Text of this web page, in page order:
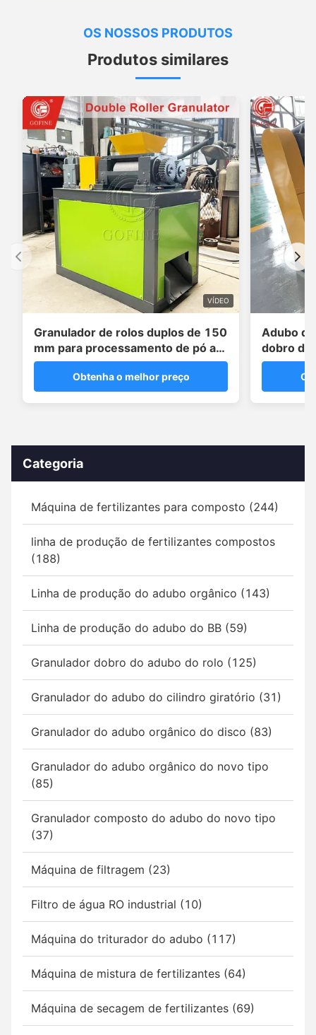
OS NOSSOS PRODUTOS
Produtos similares
VÍDEO
Granulador de rolos duplos de 150
mm para processamento de pó a
temperatura ambiente natural
Obtenha o melhor preço
Adubo
dobro do
que faz a
Categoria
Máquina de fertilizantes para composto (244)
linha de produção de fertilizantes compostos
(188)
Linha de produção do adubo orgânico (143)
Linha de produção do adubo do BB (59)
Granulador dobro do adubo do rolo (125)
Granulador do adubo do cilindro giratório (31)
Granulador do adubo orgânico do disco (83)
Granulador do adubo orgânico do novo tipo
(85)
Granulador composto do adubo do novo tipo
(37)
Máquina de filtragem (23)
Filtro de água RO industrial (10)
Máquina do triturador do adubo (117)
Máquina de mistura de fertilizantes (64)
Máquina de secagem de fertilizantes (69)